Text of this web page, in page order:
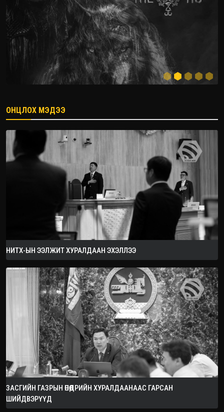
2026.08.08
ОНЦЛОХ МЭДЭЭ
НИТХ-ЫН ЭЭЛЖИТ ХУРАЛДААН ЭХЭЛЛЭЭ
ЗАСГИЙН ГАЗРЫН ӨНӨӨДРИЙН ХУРАЛДААНААС ГАРСАН
ШИЙДВЭРҮҮД